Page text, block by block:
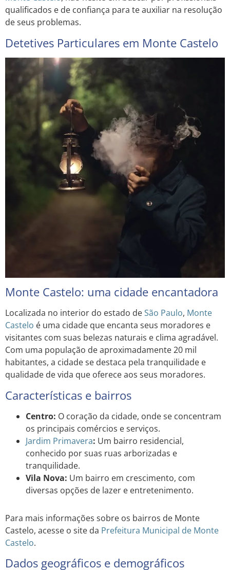
qualificados e de confiança para te auxiliar na resolução
de seus problemas.
Detetives Particulares em Monte Castelo
Monte Castelo: uma cidade encantadora
Localizada no interior do estado deSão Paulo, Monte
Castelo é uma cidade que encanta seus moradores e
visitantes com suas belezas naturais e clima agradável.
Com uma população de aproximadamente 20 mil
habitantes, a cidade se destaca pela tranquilidade e
qualidade de vida que oferece aos seus moradores.
Características e bairros
Centro: O coração da cidade, onde se concentram
os principais comércios e serviços.
Jardim Primavera: Um bairro residencial,
conhecido por suas ruas arborizadas e
tranquilidade.
Vila Nova: Um bairro em crescimento, com
diversas opções de lazer e entretenimento.
Para mais informações sobre os bairros de Monte
Castelo, acesse o site da Prefeitura Municipal de Monte
Castelo.
Dados geográficos e demográficos